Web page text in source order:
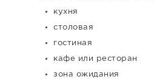
кухня
столовая
гостиная
кафе или ресторан
зона ожидания